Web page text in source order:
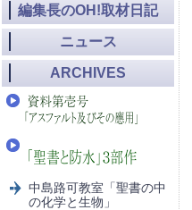
編集長のOH!取材日記
ニュース
ARCHIVES
中島路可教室「聖書の中
の化学と生物」